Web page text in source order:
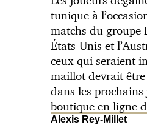
tunique à
matchs du groupe
États-Unis et
ceux qui seraient
maillot devrait
dans les
boutique en ligne
Alexis Rey-Millet